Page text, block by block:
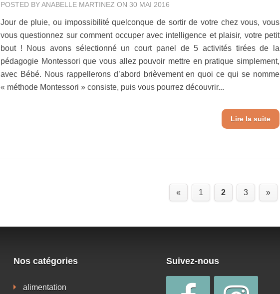
POSTED BYANABELLE MARTINEZ ON 30 MAI 2016
Jour de pluie, ou impossibilité quelconque de sortir de votre chez vous, vous
vous questionnez sur comment occuper avec intelligence et plaisir, votre petit
bout ! Nous avons sélectionné un court panel de 5 activités tirées de la
pédagogie Montessori que vous allez pouvoir mettre en pratique simplement,
avec Bébé. Nous rappellerons d’abord brièvement en quoi ce qui se nomme
« méthode Montessori » consiste, puis vous pourrez découvrir...
Lire la suite
« 1 2 3 »
Nos catégories
alimentation
Suivez-nous